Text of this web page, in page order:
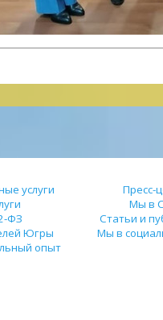
услуги
ФЗ
Югры
опыт
Пресс-
Мы в
Статьи и
Мы в